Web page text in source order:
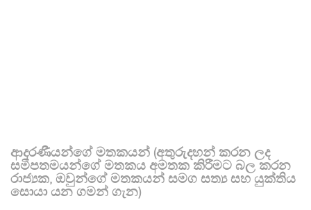
ආදරණීයන්ගේ මතකයන් (අතුරුදහන් කරන ලද
සමීපතමයන්ගේ මතකය අමතක කිරීමට බල කරන
රාජ්‍යක, ඔවුන්ගේ මතකයන් සමග සත්‍ය සහ යුක්තිය
සොයා යන ගමන් ගැන)